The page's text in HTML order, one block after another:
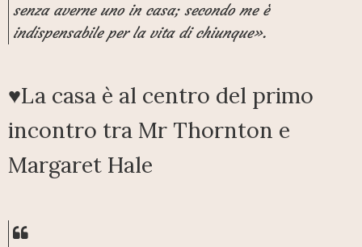
senza averne uno in casa; secondo me è
indispensabile per la vita di chiunque».
♥La casa è al centro del primo
incontro tra Mr Thornton e
Margaret Hale